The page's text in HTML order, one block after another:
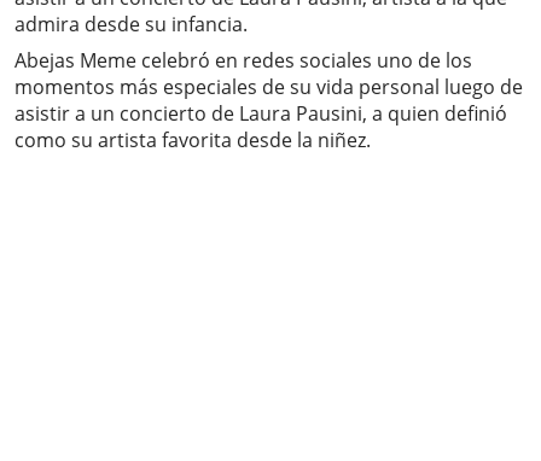
admira desde su infancia.
Abejas Meme celebró en redes sociales uno de los
momentos más especiales de su vida personal luego de
asistir a un concierto de Laura Pausini, a quien definió
como su artista favorita desde la niñez.